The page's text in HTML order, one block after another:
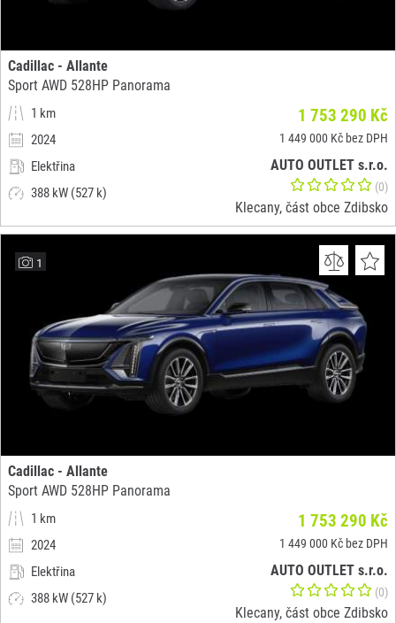
Cadillac - Allante
Sport AWD 528HP Panorama
1 km
2024
Elektřina
388 kW (527 k)
1 753 290 Kč
1 449 000 Kč bez DPH
AUTO OUTLET s.r.o.
(0)
Klecany, část obce Zdibsko
1
Cadillac - Allante
Sport AWD 528HP Panorama
1 km
2024
Elektřina
388 kW (527 k)
1 753 290 Kč
1 449 000 Kč bez DPH
AUTO OUTLET s.r.o.
(0)
Klecany, část obce Zdibsko